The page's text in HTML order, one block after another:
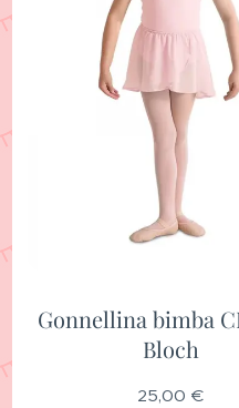
Gonnellina bimba
Bloch
25,00 €